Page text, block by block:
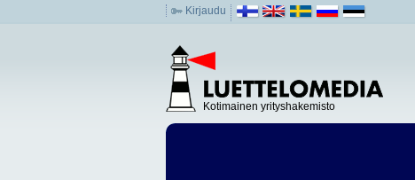
Kirjaudu
Kotimainen yrityshakemisto